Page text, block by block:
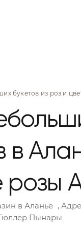
букетов из роз и
в
в Аланье ,
Пынары